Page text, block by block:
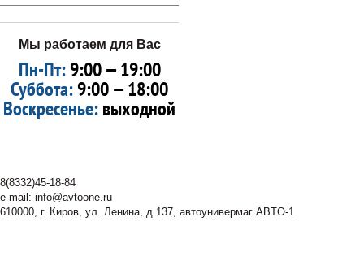
Мы работаем для Вас
Пн-Пт:9:00 — 19:00
Суббота:9:00 — 18:00
Воскресенье:выходной
8(8332)45-18-84
e-mail: info@avtoone.ru
610000, г. Киров, ул. Ленина, д.137, автоунивермаг ABTO-1